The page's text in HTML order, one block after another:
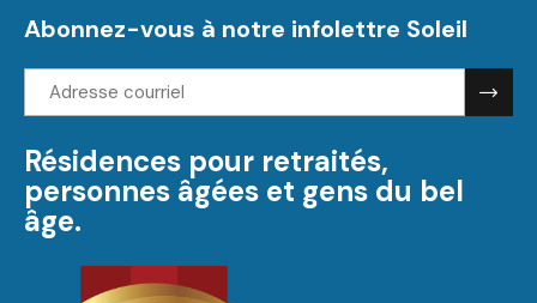
Abonnez-vous à notre infolettre Soleil
Adresse
courriel:
Résidences pour retraités,
personnes âgées et gens du bel
âge.